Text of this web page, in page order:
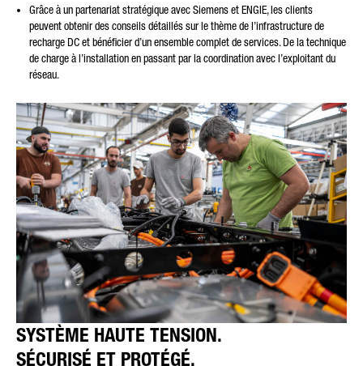
Grâce à un partenariat stratégique avec Siemens et ENGIE, les clients
peuvent obtenir des conseils détaillés sur le thème de l’infrastructure de
recharge DC et bénéficier d’un ensemble complet de services. De la technique
de charge à l’installation en passant par la coordination avec l’exploitant du
réseau.
SYSTÈME HAUTE TENSION.
SÉCURISÉ ET PROTÉGÉ.